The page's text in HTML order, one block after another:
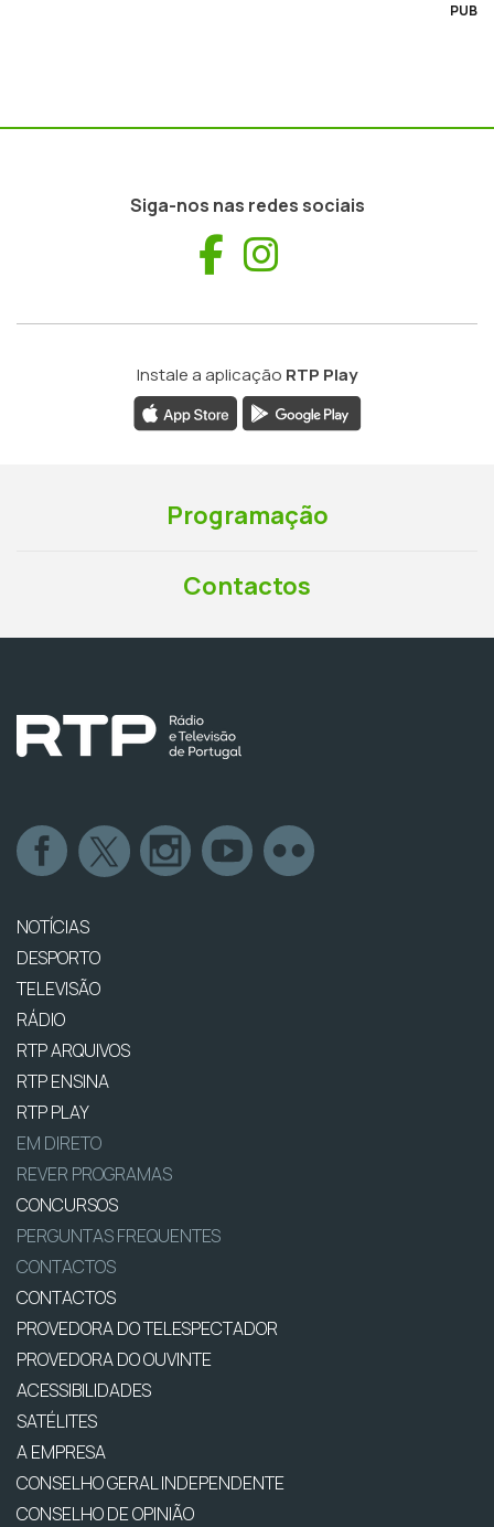
PUB
Siga-nos nas redes sociais
Facebook
Instale a aplicação RTP Play
Programação
Contactos
NOTÍCIAS
DESPORTO
TELEVISÃO
RÁDIO
RTP ARQUIVOS
RTP ENSINA
RTP PLAY
EM DIRETO
REVER PROGRAMAS
CONCURSOS
PERGUNTAS FREQUENTES
CONTACTOS
CONTACTOS
PROVEDORA DO TELESPECTADOR
PROVEDORA DO OUVINTE
ACESSIBILIDADES
SATÉLITES
A EMPRESA
CONSELHO GERAL INDEPENDENTE
CONSELHO DE OPINIÃO